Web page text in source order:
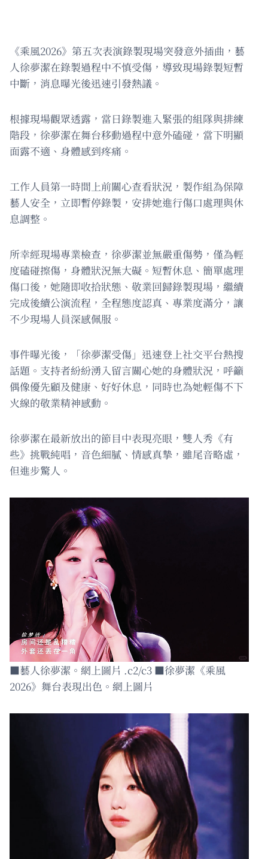
《乘風2026》第五次表演錄製現場突發意外插曲，藝
人徐夢潔在錄製過程中不慎受傷，導致現場錄製短暫
中斷，消息曝光後迅速引發熱議。
根據現場觀眾透露，當日錄製進入緊張的組隊與排練
階段，徐夢潔在舞台移動過程中意外磕碰，當下明顯
面露不適、身體感到疼痛。
工作人員第一時間上前關心查看狀況，製作組為保障
藝人安全，立即暫停錄製，安排她進行傷口處理與休
息調整。
所幸經現場專業檢查，徐夢潔並無嚴重傷勢，僅為輕
度磕碰擦傷，身體狀況無大礙。短暫休息、簡單處理
傷口後，她隨即收拾狀態、敬業回歸錄製現場，繼續
完成後續公演流程，全程態度認真、專業度滿分，讓
不少現場人員深感佩服。
事件曝光後，「徐夢潔受傷」迅速登上社交平台熱搜
話題。支持者紛紛湧入留言關心她的身體狀況，呼籲
偶像優先顧及健康、好好休息，同時也為她輕傷不下
火線的敬業精神感動。
徐夢潔在最新放出的節目中表現亮眼，雙人秀《有
些》挑戰純唱，音色細膩、情感真摯，雖尾音略虛，
但進步驚人。
■藝人徐夢潔。網上圖片 .c2/c3 ■徐夢潔《乘風
2026》舞台表現出色。網上圖片